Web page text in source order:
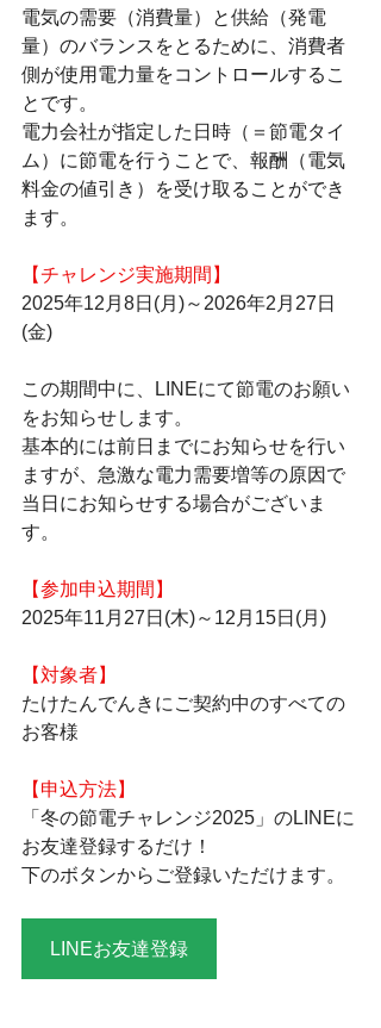
電気の需要（消費量）と供給（発電
量）のバランスをとるために、消費者
側が使用電力量をコントロールするこ
とです。
電力会社が指定した日時（＝節電タイ
ム）に節電を行うことで、報酬（電気
料金の値引き）を受け取ることができ
ます。
【チャレンジ実施期間】
2025年12月8日(月)～2026年2月27日
(金)
この期間中に、LINEにて節電のお願い
をお知らせします。
基本的には前日までにお知らせを行い
ますが、急激な電力需要増等の原因で
当日にお知らせする場合がございま
す。
【参加申込期間】
2025年11月27日(木)～12月15日(月)
【対象者】
たけたんでんきにご契約中のすべての
お客様
【申込方法】
「冬の節電チャレンジ2025」のLINEに
お友達登録するだけ！
下のボタンからご登録いただけます。
LINEお友達登録